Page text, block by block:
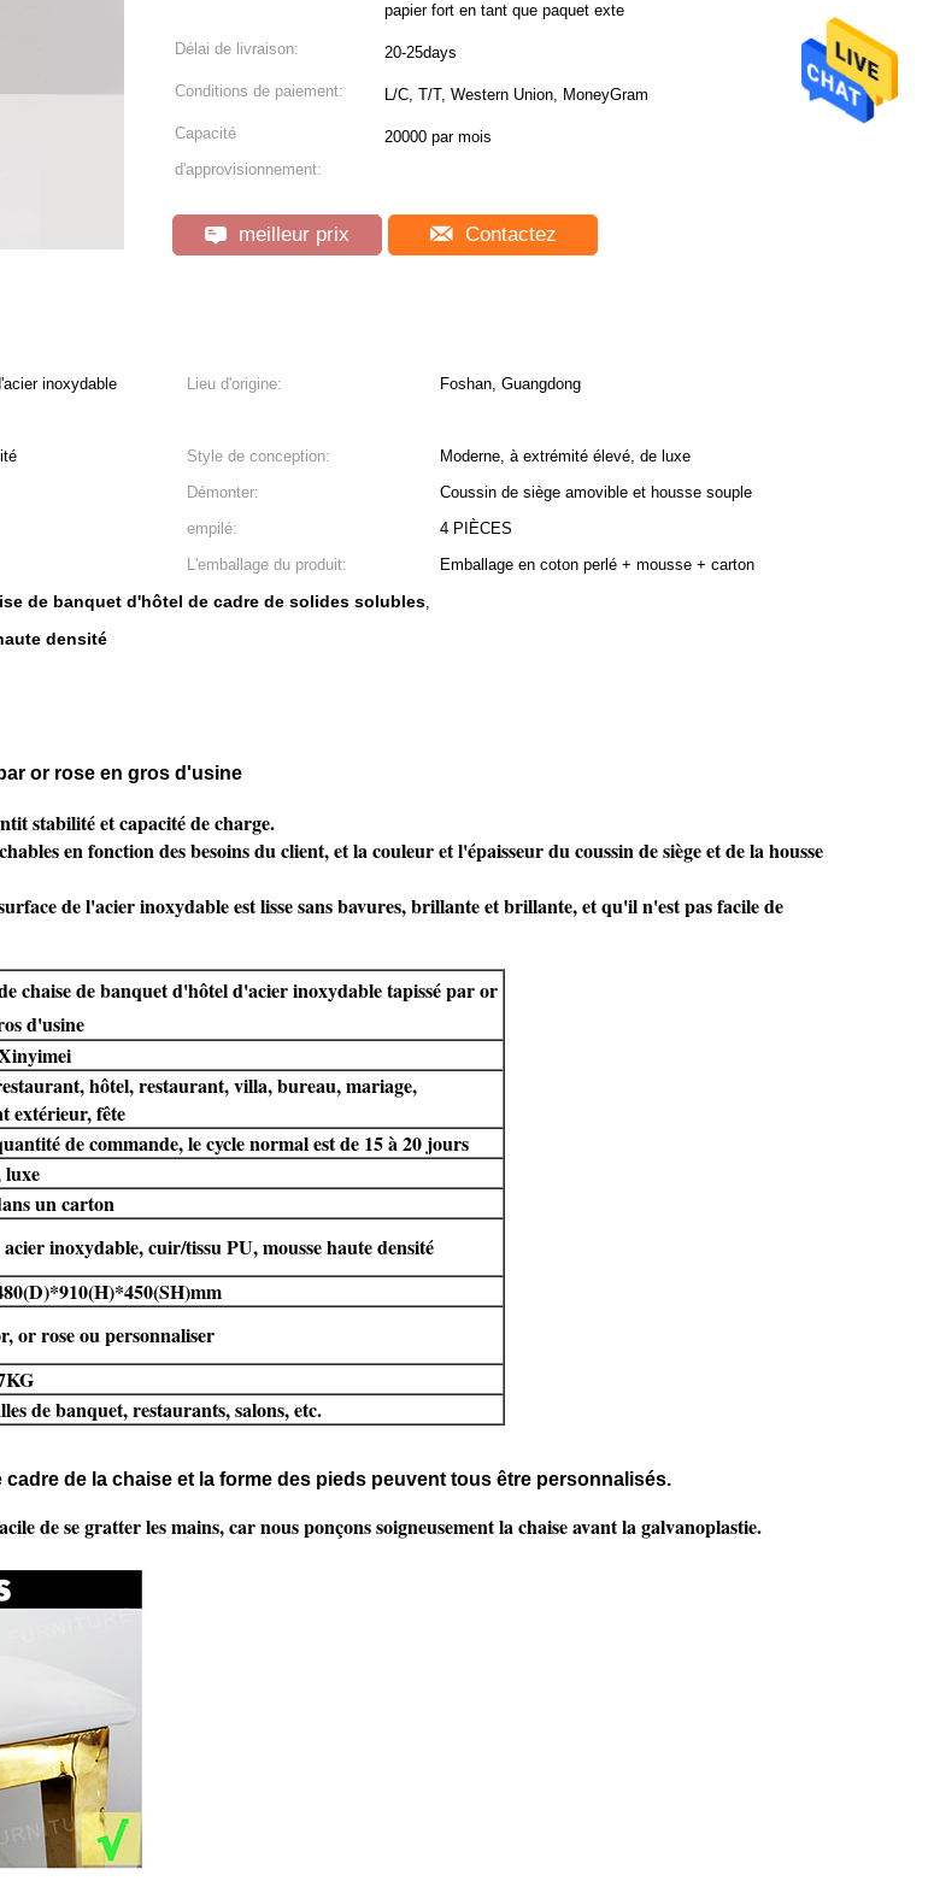
papier fort en tant que paquet exte
Délai de livraison: 20-25days
Conditions de paiement: L/C, T/T, Western Union, MoneyGram
Capacité
d'approvisionnement:
20000 par mois
meilleur prix Contactez
inoxydable
Lieu d'origine: Foshan, Guangdong
Style de conception:
Moderne, à extrémité élevé, de luxe
Démonter:
Coussin de siège amovible et housse souple
empilé:
4 PIÈCES
L'emballage du produit:
Emballage en coton perlé + mousse + carton
de banquet d'hôtel de cadre de solides solubles,
densité
or rose en gros d'usine
stabilité et capacité de charge.
en fonction des besoins du client, et la couleur et l'épaisseur du coussin de siège et de la housse
de l'acier inoxydable est lisse sans bavures, brillante et brillante, et qu'il n'est pas facile de
chaise de banquet d'hôtel d'acier inoxydable tapissé par or
d'usine
hôtel, restaurant, villa, bureau, mariage,
extérieur, fête
de commande, le cycle normal est de 15 à 20 jours
luxe
un carton
inoxydable, cuir/tissu PU, mousse haute densité
or rose ou personnaliser
de banquet, restaurants, salons, etc.
de la chaise et la forme des pieds peuvent tous être personnalisés.
de se gratter les mains, car nous ponçons soigneusement la chaise avant la galvanoplastie.